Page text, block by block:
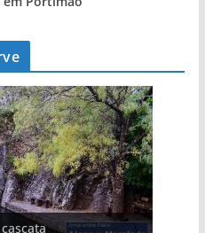
vídeo)
de Portugal (com